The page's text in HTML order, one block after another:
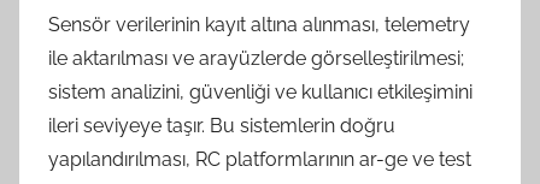
Sensör verilerinin kayıt altına alınması, telemetry
ile aktarılması ve arayüzlerde görselleştirilmesi;
sistem analizini, güvenliği ve kullanıcı etkileşimini
ileri seviyeye taşır. Bu sistemlerin doğru
yapılandırılması, RC platformlarının ar-ge ve test